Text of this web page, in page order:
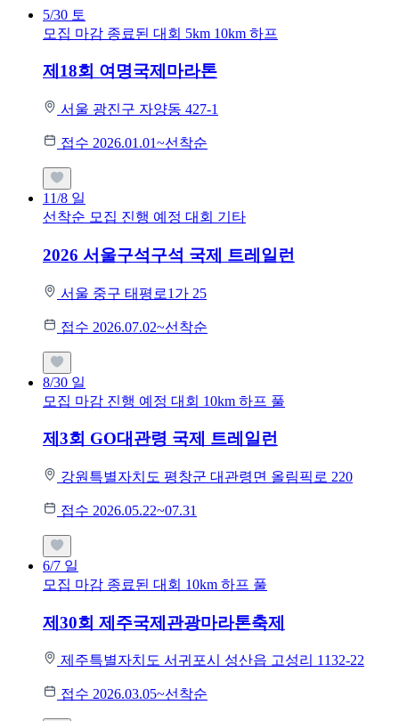
5/30 토
모집 마감 종료된 대회 5km 10km 하프
제18회 여명국제마라톤
서울 광진구 자양동 427-1
접수 2026.01.01~선착순
11/8 일
선착순 모집 진행 예정 대회 기타
2026 서울구석구석 국제 트레일런
서울 중구 태평로1가 25
접수 2026.07.02~선착순
8/30 일
모집 마감 진행 예정 대회 10km 하프 풀
제3회 GO대관령 국제 트레일런
강원특별자치도 평창군 대관령면 올림픽로 220
접수 2026.05.22~07.31
6/7 일
모집 마감 종료된 대회 10km 하프 풀
제30회 제주국제관광마라톤축제
제주특별자치도 서귀포시 성산읍 고성리 1132-22
접수 2026.03.05~선착순